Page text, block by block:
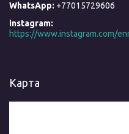
+77015729606
instagram
Карта